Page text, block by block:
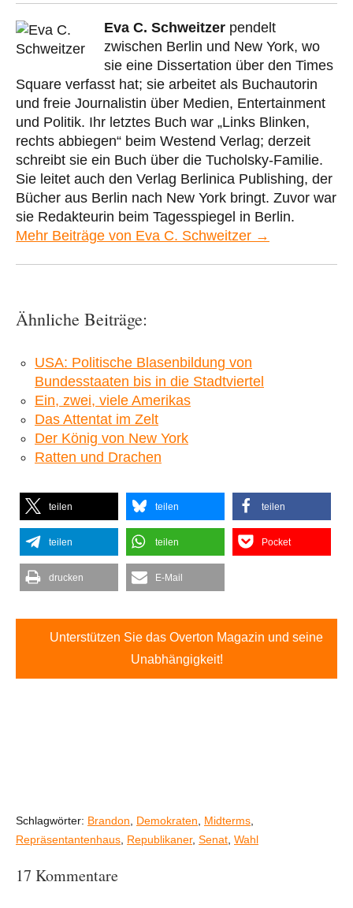
Eva C. Schweitzer pendelt
zwischen Berlin und New York, wo
sie eine Dissertation über den Times
Square verfasst hat; sie arbeitet als Buchautorin
und freie Journalistin über Medien, Entertainment
und Politik. Ihr letztes Buch war „Links Blinken,
rechts abbiegen“ beim Westend Verlag; derzeit
schreibt sie ein Buch über die Tucholsky-Familie.
Sie leitet auch den Verlag Berlinica Publishing, der
Bücher aus Berlin nach New York bringt. Zuvor war
sie Redakteurin beim Tagesspiegel in Berlin.
Mehr Beiträge von Eva C. Schweitzer →
Ähnliche Beiträge:
USA: Politische Blasenbildung von
Bundesstaaten bis in die Stadtviertel
Ein, zwei, viele Amerikas
Das Attentat im Zelt
Der König von New York
Ratten und Drachen
teilen teilen teilen
teilen teilen Pocket
drucken E-Mail
Unterstützen Sie das Overton Magazin und seine
Unabhängigkeit!
Schlagwörter: Brandon Demokraten Midterms
Repräsentantenhaus Republikaner, Senat Wahl
17 Kommentare